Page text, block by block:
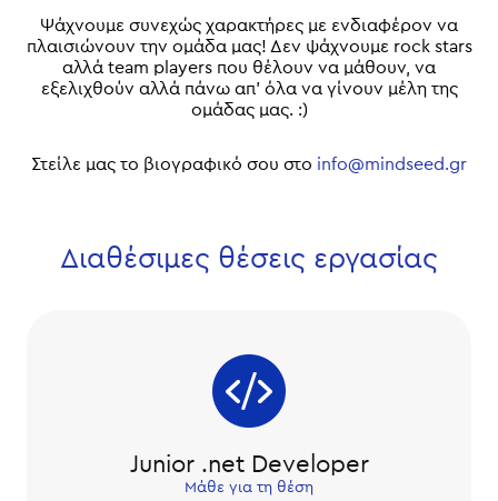
Ψάχνουμε συνεχώς χαρακτήρες με ενδιαφέρον να
πλαισιώνουν την ομάδα μας! Δεν ψάχνουμε rock stars
αλλά team players που θέλουν να μάθουν, να
εξελιχθούν αλλά πάνω απ' όλα να γίνουν μέλη της
ομάδας μας. :)
Στείλε μας το βιογραφικό σου στο info@mindseed.gr
Διαθέσιμες θέσεις εργασίας
Junior .net Developer
Μάθε για τη θέση